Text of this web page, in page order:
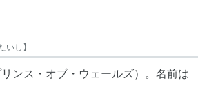
いし】
ンス・オブ・ウェールズ）。名前は